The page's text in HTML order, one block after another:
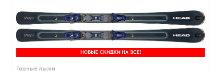
НОВЫЕ СКИДКИ НА ВСЕ!
Горные лыжи